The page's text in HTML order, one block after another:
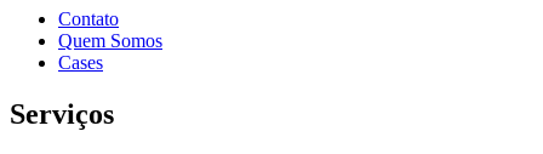
Contato
Quem Somos
Cases
Serviços